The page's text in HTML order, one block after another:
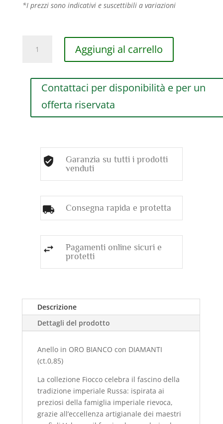
*I prezzi sono indicativi e suscettibili a variazioni
DAMIANI
Aggiungi al carrello
Contattaci per disponibilità e per un
offerta riservata
Garanzia su tutti i prodotti
venduti
Consegna rapida e protetta
Pagamenti online sicuri e
protetti
Descrizione
Dettagli del prodotto
Anello in ORO BIANCO con DIAMANTI
(ct.0,85)
La collezione Fiocco celebra il fascino della
tradizione imperiale Russa: ispirata ai
preziosi della famiglia imperiale rievoca,
grazie all’eccellenza artigianale dei maestri